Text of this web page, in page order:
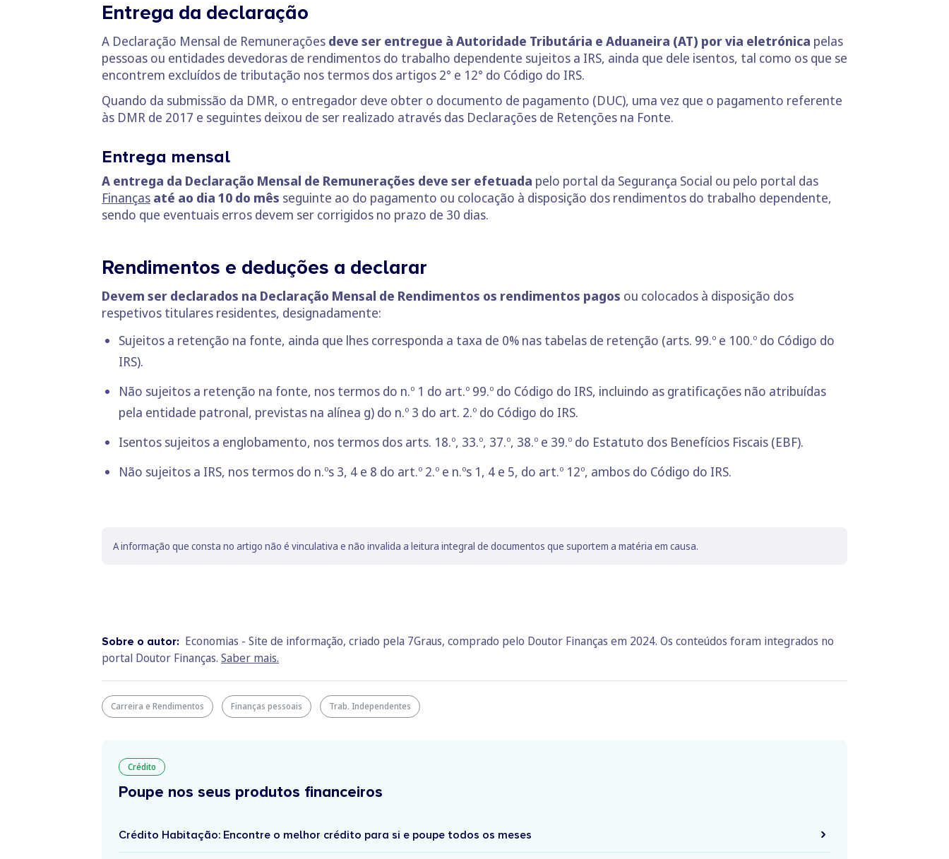
Entrega da declaração
A Declaração Mensal de Remunerações deve ser entregue à Autoridade Tributária e Aduaneira (AT) por via eletrónica pelas
pessoas ou entidades devedoras de rendimentos do trabalho dependente sujeitos a IRS, ainda que dele isentos, tal como os que se
encontrem excluídos de tributação nos termos dos artigos 2° e 12° do Código do IRS.
Quando da submissão da DMR, o entregador deve obter o documento de pagamento (DUC), uma vez que o pagamento referente
às DMR de 2017 e seguintes deixou de ser realizado através das Declarações de Retenções na Fonte.
Entrega mensal
A entrega da Declaração Mensal de Remunerações deve ser efetuada pelo portal da Segurança Social ou pelo portal das
Finanças até ao dia 10 do mês seguinte ao do pagamento ou colocação à disposição dos rendimentos do trabalho dependente,
sendo que eventuais erros devem ser corrigidos no prazo de 30 dias.
Rendimentos e deduções a declarar
Devem ser declarados na Declaração Mensal de Rendimentos os rendimentos pagos ou colocados à disposição dos
respetivos titulares residentes, designadamente:
Sujeitos a retenção na fonte, ainda que lhes corresponda a taxa de 0% nas tabelas de retenção (arts. 99.º e 100.º do Código do
IRS).
Não sujeitos a retenção na fonte, nos termos do n.º 1 do art.º 99.º do Código do IRS, incluindo as gratificações não atribuídas
pela entidade patronal, previstas na alínea g) do n.º 3 do art. 2.º do Código do IRS.
Isentos sujeitos a englobamento, nos termos dos arts. 18.º, 33.º, 37.º, 38.º e 39.º do Estatuto dos Benefícios Fiscais (EBF).
Não sujeitos a IRS, nos termos do n.ºs 3, 4 e 8 do art.º 2.º e n.ºs 1, 4 e 5, do art.º 12º, ambos do Código do IRS.
A informação que consta no artigo não é vinculativa e não invalida a leitura integral de documentos que suportem a matéria em causa.
Sobre o autor: Economias - Site de informação, criado pela 7Graus, comprado pelo Doutor Finanças em 2024. Os conteúdos foram integrados no
portal Doutor Finanças. Saber mais.
Carreira e Rendimentos Finanças pessoais Trab. Independentes
Crédito
Poupe nos seus produtos financeiros
Crédito Habitação: Encontre o melhor crédito para si e poupe todos os meses